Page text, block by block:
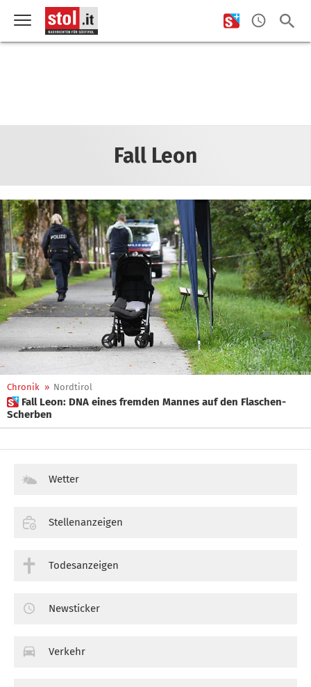
Fall Leon
Chronik » Nordtirol
 Fall Leon: DNA eines fremden Mannes auf den Flaschen-
Scherben
Wetter
Stellenanzeigen
Todesanzeigen
Newsticker
Verkehr